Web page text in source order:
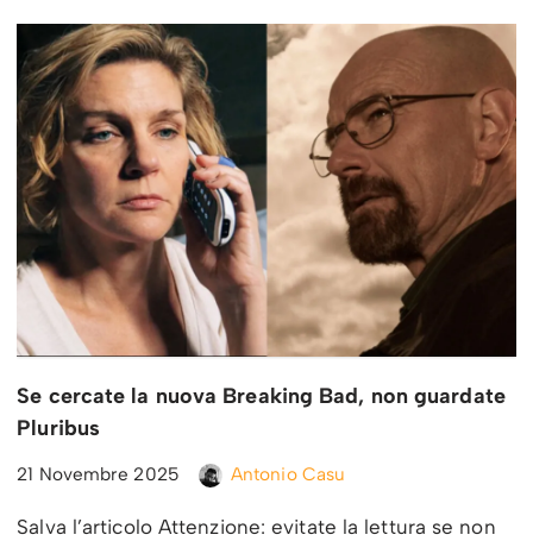
Se cercate la nuova Breaking Bad, non guardate
Pluribus
21 Novembre 2025 Antonio Casu
Salva l’articolo Attenzione: evitate la lettura se non